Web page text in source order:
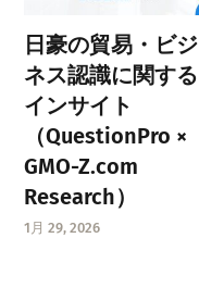
日豪の貿易・ビジ
ネス認識に関する
インサイト
（QuestionPro ×
GMO-Z.com
Research）
1月 29, 2026